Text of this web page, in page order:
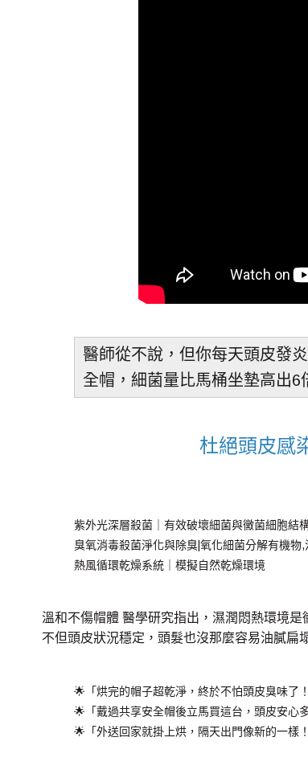
醫師從不說，但你每天頭皮發
全帽，細菌量比馬桶坐墊高出6
杜絕頭皮感
紫外光深層殺菌｜有效破壞細菌與黴菌細胞結
臭氧消毒殺菌淨化與除臭|氧化細菌分解有機物
熱風循環乾燥系統｜模擬自然乾燥環境
溫和不傷帽體 醫學研究指出，濕潤悶熱環境
不但頭皮狀況穩定，頭髮也沒那麼容易油膩扁
🌟「烘完的帽子超乾淨，終於不怕頭皮臭味了！
🌟「戴過共享安全帽後立馬買這台，頭皮安心多
🌟「外送回家就掛上烘，隔天出門像新的一樣！